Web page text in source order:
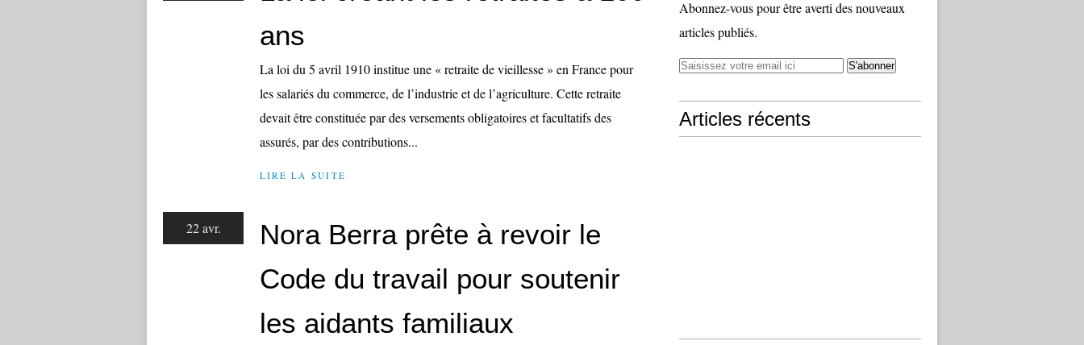
ans
La loi du 5 avril 1910 institue une « retraite de vieillesse » en France pour
les salariés du commerce, de l’industrie et de l’agriculture. Cette retraite
devait être constituée par des versements obligatoires et facultatifs des
assurés, par des contributions...
LIRE LA SUITE
22 avr.
Nora Berra prête à revoir le
Code du travail pour soutenir
les aidants familiaux
Abonnez-vous pour être averti des nouveaux
articles publiés.
Articles récents